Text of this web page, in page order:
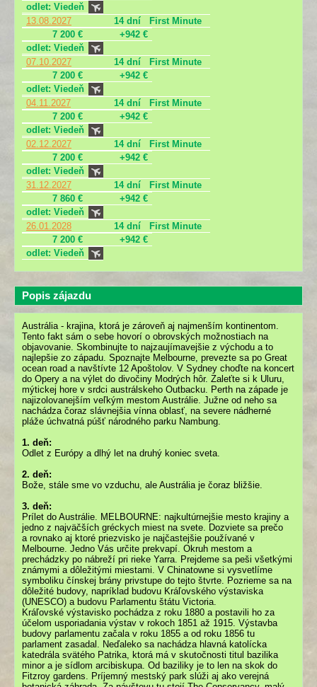
odlet: Viedeň
13.08.2027
14 dní
First Minute
7 200 €
+942 €
odlet: Viedeň
07.10.2027
14 dní
First Minute
7 200 €
+942 €
odlet: Viedeň
04.11.2027
14 dní
First Minute
7 200 €
+942 €
odlet: Viedeň
02.12.2027
14 dní
First Minute
7 200 €
+942 €
odlet: Viedeň
31.12.2027
14 dní
First Minute
7 860 €
+942 €
odlet: Viedeň
26.01.2028
14 dní
First Minute
7 200 €
+942 €
odlet: Viedeň
Popis zájazdu
Austrália - krajina, ktorá je zároveň aj najmenším kontinentom.
Tento fakt sám o sebe hovorí o obrovských možnostiach na
objavovanie. Skombinujte to najzaujímavejšie z východu a to
najlepšie zo západu. Spoznajte Melbourne, prevezte sa po Great
ocean road a navštívte 12 Apoštolov. V Sydney choďte na koncert
do Opery a na výlet do divočiny Modrých hôr. Zaleťte si k Uluru,
mýtickej hore v srdci austrálskeho Outbacku. Perth na západe je
najizolovanejším veľkým mestom Austrálie. Južne od neho sa
nachádza čoraz slávnejšia vínna oblasť, na severe nádherné
pláže úchvatná púšť národného parku Nambung.
1. deň:
Odlet z Európy a dlhý let na druhý koniec sveta.
2. deň:
Bože, stále sme vo vzduchu, ale Austrália je čoraz bližšie.
3. deň:
Prílet do Austrálie. MELBOURNE: najkultúrnejšie mesto krajiny a
jedno z najväčších gréckych miest na svete. Dozviete sa prečo
a rovnako aj ktoré priezvisko je najčastejšie používané v
Melbourne. Jedno Vás určite prekvapí. Okruh mestom a
prechádzky po nábreží pri rieke Yarra. Prejdeme sa peši všetkými
známymi a dôležitými miestami. V Chinatowne si vysvetlíme
symboliku čínskej brány privstupe do tejto štvrte. Pozrieme sa na
dôležité budovy, napríklad budovu Kráľovského výstaviska
(UNESCO) a budovu Parlamentu štátu Victoria.
Kráľovské výstavisko pochádza z roku 1880 a postavili ho za
účelom usporiadania výstav v rokoch 1851 až 1915. Výstavba
budovy parlamentu začala v roku 1855 a od roku 1856 tu
parlament zasadal. Neďaleko sa nachádza hlavná katolícka
katedrála svätého Patrika, ktorá má v skutočnosti titul bazilika
minor a je sídlom arcibiskupa. Od baziliky je to len na skok do
Fitzroy gardens. Príjemný mestský park slúži aj ako verejná